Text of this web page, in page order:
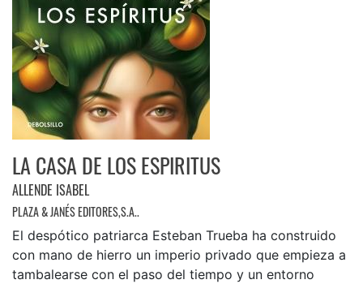
LA CASA DE LOS ESPIRITUS
ALLENDE ISABEL
PLAZA & JANÉS EDITORES,S.A..
El despótico patriarca Esteban Trueba ha construido
con mano de hierro un imperio privado que empieza a
tambalearse con el paso del tiempo y un entorno